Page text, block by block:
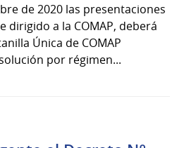
de 2020 las presentaciones
a la COMAP, deberá
Única de COMAP
por régimen...